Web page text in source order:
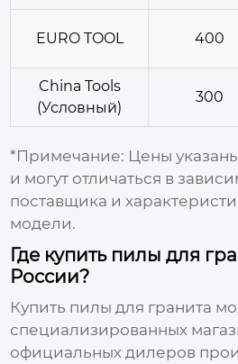
EURO TOOL 400
China Tools
(Условный)
300
*Примечание: Цены
и могут отличаться в
поставщика и
модели.
Где купить пилы для
России?
Купить пилы для гранита
специализированных
официальных дилеров